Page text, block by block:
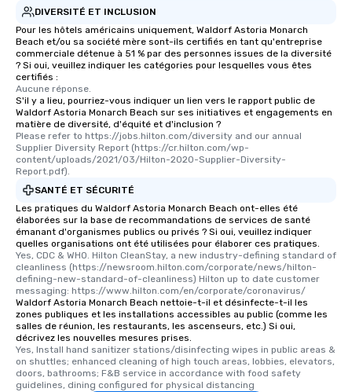
DIVERSITÉ ET INCLUSION
Pour les hôtels américains uniquement, Waldorf Astoria Monarch
Beach et/ou sa société mère sont-ils certifiés en tant qu'entreprise
commerciale détenue à 51 % par des personnes issues de la diversité
? Si oui, veuillez indiquer les catégories pour lesquelles vous êtes
certifiés :
Aucune réponse.
S'il y a lieu, pourriez-vous indiquer un lien vers le rapport public de
Waldorf Astoria Monarch Beach sur ses initiatives et engagements en
matière de diversité, d'équité et d'inclusion ?
Please refer to https://jobs.hilton.com/diversity and our annual
Supplier Diversity Report (https://cr.hilton.com/wp-
content/uploads/2021/03/Hilton-2020-Supplier-Diversity-
Report.pdf).
SANTÉ ET SÉCURITÉ
Les pratiques du Waldorf Astoria Monarch Beach ont-elles été
élaborées sur la base de recommandations de services de santé
émanant d'organismes publics ou privés ? Si oui, veuillez indiquer
quelles organisations ont été utilisées pour élaborer ces pratiques.
Yes, CDC & WHO. Hilton CleanStay, a new industry-defining standard of
cleanliness (https://newsroom.hilton.com/corporate/news/hilton-
defining-new-standard-of-cleanliness) Hilton up to date customer
messaging: https://www.hilton.com/en/corporate/coronavirus/
Waldorf Astoria Monarch Beach nettoie-t-il et désinfecte-t-il les
zones publiques et les installations accessibles au public (comme les
salles de réunion, les restaurants, les ascenseurs, etc.) Si oui,
décrivez les nouvelles mesures prises.
Yes, Install hand sanitizer stations/disinfecting wipes in public areas &
on shuttles; enhanced cleaning of high touch areas, lobbies, elevators,
doors, bathrooms; F&B service in accordance with food safety
guidelines, dining configured for physical distancing